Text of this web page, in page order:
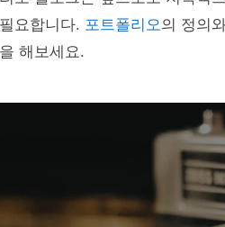
요합니다. 포트폴리오의 정의
해보세요.